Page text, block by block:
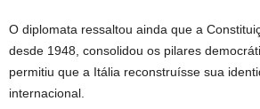
O diplomata ressaltou ainda que a
desde 1948, consolidou os pilares
permitiu que a Itália reconstruísse sua
internacional.